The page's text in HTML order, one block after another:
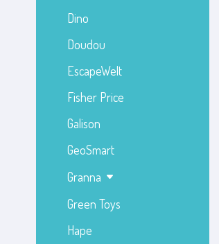
Dino
Doudou
EscapeWelt
Fisher Price
Galison
GeoSmart
Granna
Green Toys
Hape